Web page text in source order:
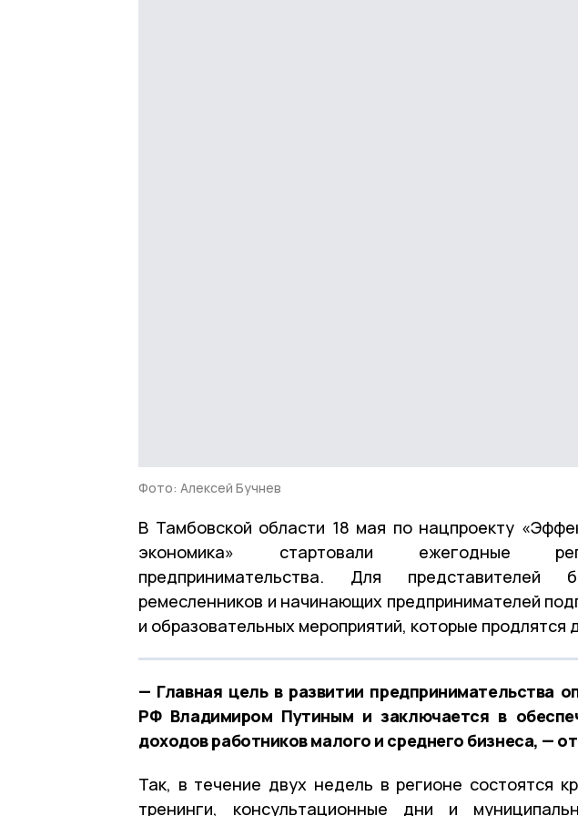
Фото: Алексей Бучнев
В Тамбовской области 18 мая по нацпроекту
экономика» стартовали ежегодные
предпринимательства. Для представителей
ремесленников и начинающих предпринимателей
и образовательных мероприятий, которые продлятся
— Главная цель в развитии предпринимательства
РФ Владимиром Путиным и заключается в
доходов работников малого и среднего бизнеса, —
Так, в течение двух недель в регионе состоятся
тренинги, консультационные дни и